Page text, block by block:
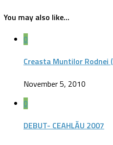
You may also like...
0
Creasta Muntilor
November 5, 2010
0
DEBUT- CEAHLĂU 2007